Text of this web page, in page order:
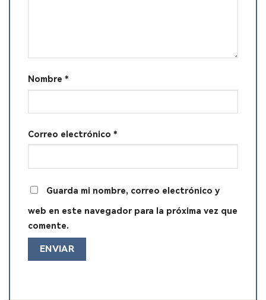
Nombre *
Correo electrónico *
Guarda mi nombre, correo electrónico y
web en este navegador para la próxima vez que
comente.